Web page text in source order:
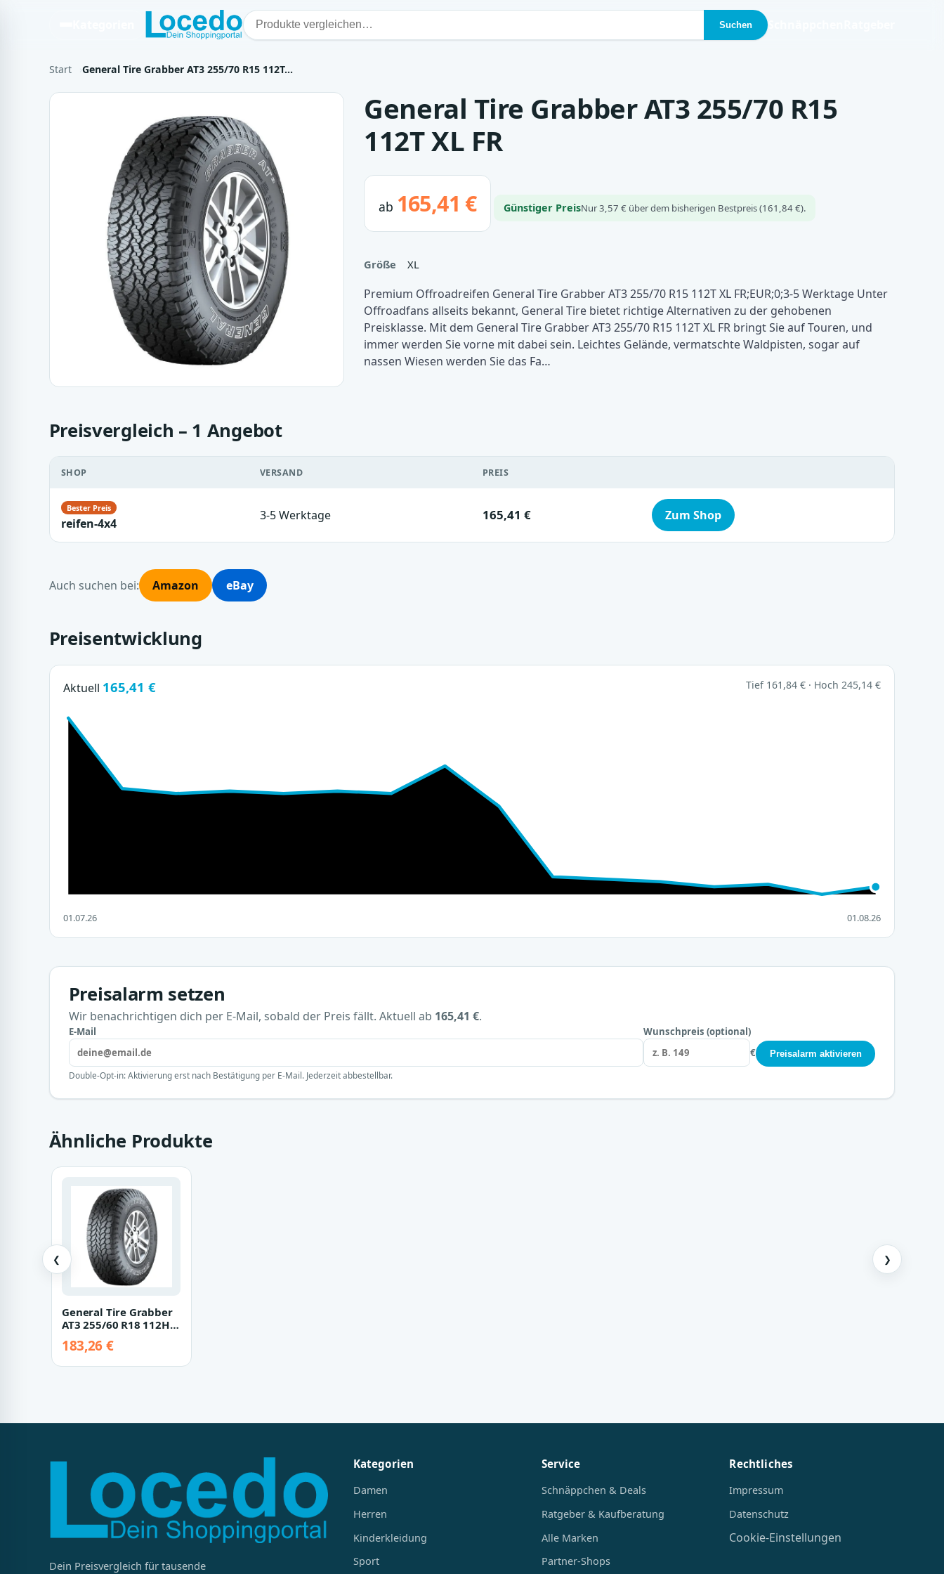
Suchen
Start General Tire Grabber AT3 255/70 R15 112T…
General Tire Grabber AT3 255/70 R15
112T XL FR
ab 165,41 € Günstiger PreisNur 3,57 € über dem bisherigen Bestpreis (161,84 €).
Größe XL
Premium Offroadreifen General Tire Grabber AT3 255/70 R15 112T XL FR;EUR;0;3-5 Werktage Unter
Offroadfans allseits bekannt, General Tire bietet richtige Alternativen zu der gehobenen
Preisklasse. Mit dem General Tire Grabber AT3 255/70 R15 112T XL FR bringt Sie auf Touren, und
immer werden Sie vorne mit dabei sein. Leichtes Gelände, vermatschte Waldpisten, sogar auf
nassen Wiesen werden Sie das Fa…
Preisvergleich – 1 Angebot
SHOP VERSAND PREIS
reifen-4x4
3-5 Werktage 165,41 € Zum Shop
Auch suchen bei: Amazon eBay
Preisentwicklung
Aktuell 165,41 € Tief 161,84 € · Hoch 245,14 €
01.07.26 01.08.26
Preisalarm setzen
Wir benachrichtigen dich per E-Mail, sobald der Preis fällt. Aktuell ab 165,41 €.
E-Mail
Wunschpreis (optional)
€
Preisalarm aktivieren
Double-Opt-in: Aktivierung erst nach Bestätigung per E-Mail. Jederzeit abbestellbar.
Ähnliche Produkte
❮
General Tire Grabber
AT3 255/60 R18 112H
183,26 €
❯
Dein Preisvergleich für tausende
Kategorien
Damen
Herren
Kinderkleidung
Sport
Service
Schnäppchen & Deals
Ratgeber & Kaufberatung
Alle Marken
Partner-Shops
Rechtliches
Impressum
Datenschutz
Cookie-Einstellungen